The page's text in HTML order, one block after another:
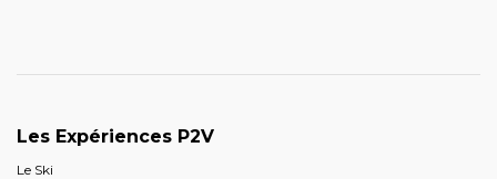
Les Expériences P2V
Le Ski